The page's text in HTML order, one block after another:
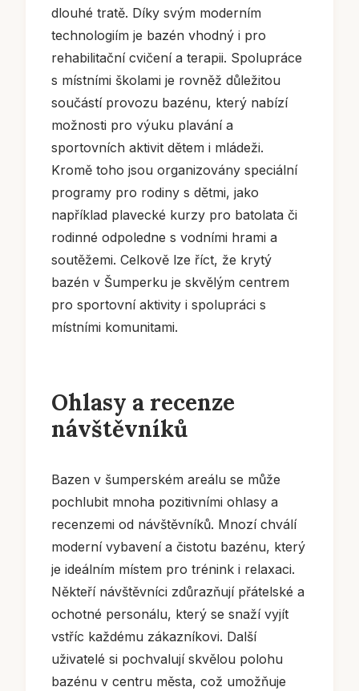
dlouhé tratě. Díky svým moderním
technologiím je bazén vhodný i pro
rehabilitační cvičení a terapii. Spolupráce
s místními školami je rovněž důležitou
součástí provozu bazénu, který nabízí
možnosti pro výuku plavání a
sportovních aktivit dětem i mládeži.
Kromě toho jsou organizovány speciální
programy pro rodiny s dětmi, jako
například plavecké kurzy pro batolata či
rodinné odpoledne s vodními hrami a
soutěžemi. Celkově lze říct, že krytý
bazén v Šumperku je skvělým centrem
pro sportovní aktivity i spolupráci s
místními komunitami.
Ohlasy a recenze
návštěvníků
Bazen v šumperském areálu se může
pochlubit mnoha pozitivními ohlasy a
recenzemi od návštěvníků. Mnozí chválí
moderní vybavení a čistotu bazénu, který
je ideálním místem pro trénink i relaxaci.
Někteří návštěvníci zdůrazňují přátelské a
ochotné personálu, který se snaží vyjít
vstříc každému zákazníkovi. Další
uživatelé si pochvalují skvělou polohu
bazénu v centru města, což umožňuje